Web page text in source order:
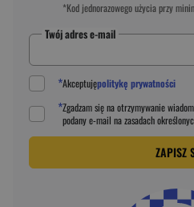
*Kod jednorazowego użycia przy
Twój adres e-mail
*Akceptujępolitykę prywatności
*Zgadzam się na otrzymywanie
podanye-mail na zasadach
ZAPISZ